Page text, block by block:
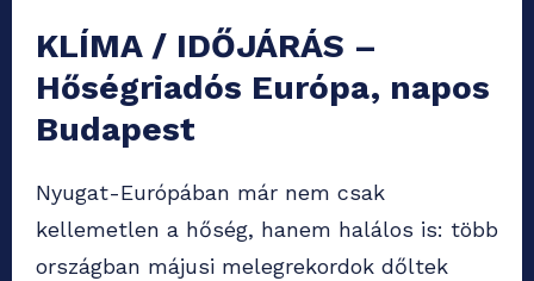
KLÍMA / IDŐJÁRÁS –
Hőségriadós Európa, napos
Budapest
Nyugat-Európában már nem csak
kellemetlen a hőség, hanem halálos is: több
országban májusi melegrekordok dőltek